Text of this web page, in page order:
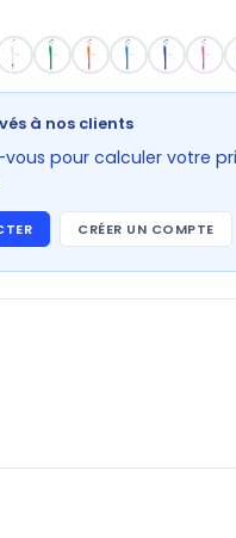
à nos clients
pour calculer votre
CRÉER UN COMPTE